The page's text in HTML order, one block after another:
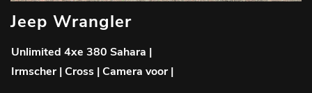
Jeep Wrangler
Unlimited 4xe 380 Sahara |
Irmscher | Cross | Camera voor |